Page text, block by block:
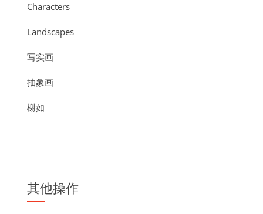
Characters
Landscapes
写实画
抽象画
榭如
其他操作